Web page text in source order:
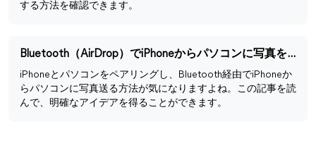
する方法を確認できます。
Bluetooth（AirDrop）でiPhoneからパソコンに写真を送る方法
iPhoneとパソコンをペアリングし、Bluetooth経由でiPhoneか
らパソコンに写真送る方法が気になりますよね。この記事を読
んで、明確なアイデアを得ることができます。